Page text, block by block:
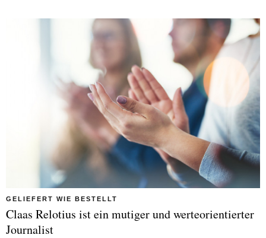
GELIEFERT WIE BESTELLT
Claas Relotius ist ein mutiger und werteorientierter
Journalist